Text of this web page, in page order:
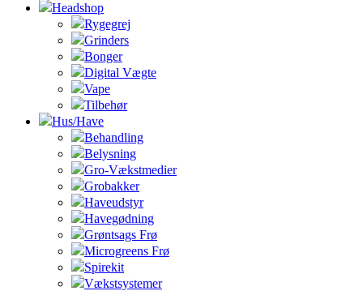
Headshop
Rygegrej
Grinders
Bonger
Digital Vægte
Vape
Tilbehør
Hus/Have
Behandling
Belysning
Gro-Vækstmedier
Grobakker
Haveudstyr
Havegødning
Grøntsags Frø
Microgreens Frø
Spirekit
Vækstsystemer